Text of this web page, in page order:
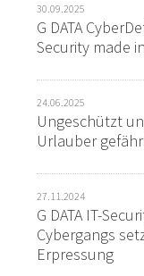
30.09.2025
G DATA
Security made
24.06.2025
Ungeschützt
Urlauber
27.11.2024
G DATA IT-
Cybergangs
Erpressung